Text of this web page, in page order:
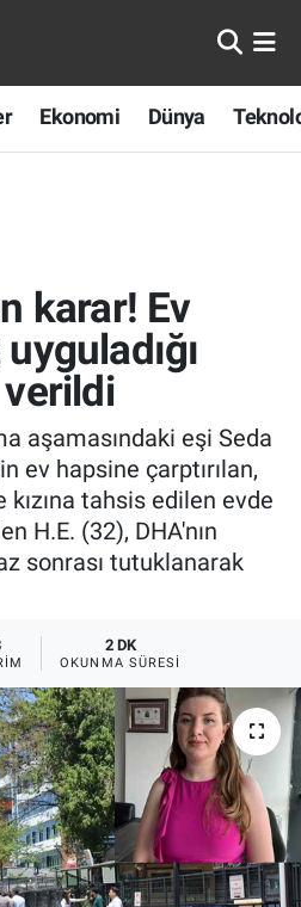
Ekonomi Dünya
karar! Ev
aşamasındaki eşi Seda
ev hapsine çarptırılan,
kızına tahsis edilen evde
H.E. (32), DHA'nın
sonrası tutuklanarak
2 DK
OKUNMA SÜRESI
ve Fikstür